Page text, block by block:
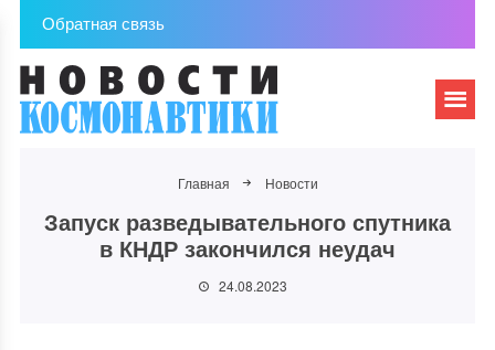
Обратная связь
Главная Новости
Запуск разведывательного спутника
в КНДР закончился неудач
24.08.2023